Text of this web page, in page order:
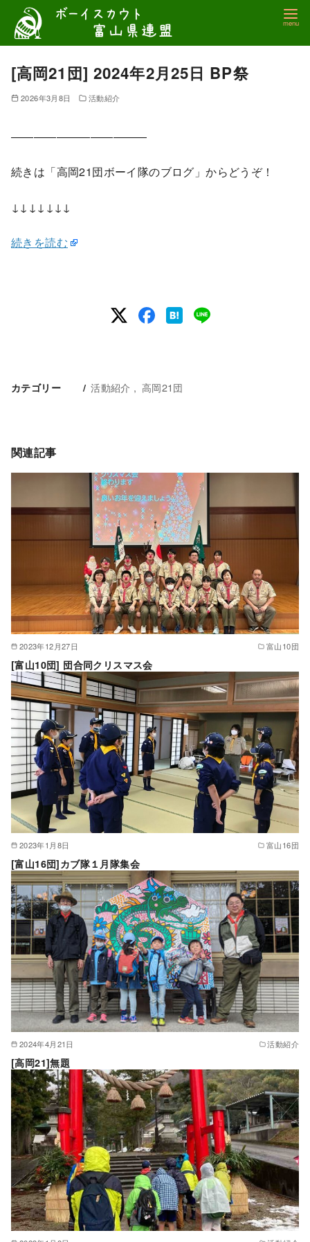
テ
[高岡21団] 2024年2月25日 BP祭
2026年3月8日 活動紹介
————————————
続きは「高岡21団ボーイ隊のブログ」からどうぞ！
↓↓↓↓↓↓↓
続きを読む
カテゴリー 活動紹介 高岡21団
関連記事
2023年12月27日 富山10団
[富山10団] 団合同クリスマス会
2023年1月8日 富山16団
[富山16団]カブ隊１月隊集会
2024年4月21日 活動紹介
[高岡21]無題